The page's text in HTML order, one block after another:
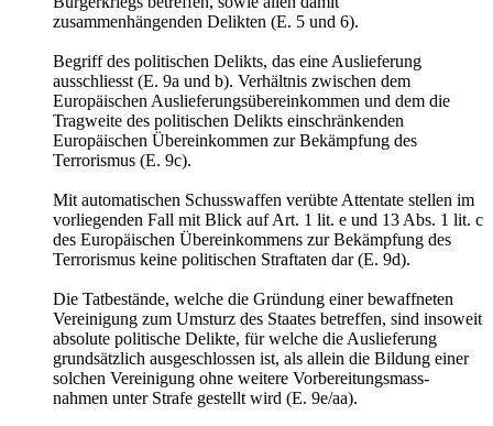
zusammenhängenden Delikten (E. 5 und 6).
Begriff des politischen Delikts, das eine Auslieferung
ausschliesst (E. 9a und b). Verhältnis zwischen dem
Europäischen Auslieferungsübereinkommen und dem die
Tragweite des politischen Delikts einschränkenden
Europäischen Übereinkommen zur Bekämpfung des
Terrorismus (E. 9c).
Mit automatischen Schusswaffen verübte Attentate stellen im
vorliegenden Fall mit Blick auf Art. 1 lit. e und 13 Abs. 1 lit. c
des Europäischen Übereinkommens zur Bekämpfung des
Terrorismus keine politischen Straftaten dar (E. 9d).
Die Tatbestände, welche die Gründung einer bewaffneten
Vereinigung zum Umsturz des Staates betreffen, sind insoweit
absolute politische Delikte, für welche die Auslieferung
grundsätzlich ausgeschlossen ist, als allein die Bildung einer
solchen Vereinigung ohne weitere Vorbereitungsmass-
nahmen unter Strafe gestellt wird (E. 9e/aa).